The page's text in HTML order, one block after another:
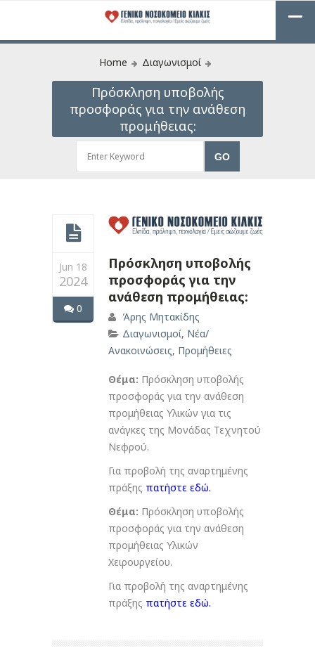
Home Διαγωνισμοί
Πρόσκληση υποβολής
προσφοράς για την ανάθεση
προμήθειας:
Jun 18
2024
0
Πρόσκληση υποβολής
προσφοράς για την
ανάθεση προμήθειας:
Άρης Μητακίδης
Διαγωνισμοί, Νέα/
Ανακοινώσεις, Προμήθειες
Θέμα: Πρόσκληση υποβολής
προσφοράς για την ανάθεση
προμήθειας Υλικών για τις
ανάγκες της Μονάδας Τεχνητού
Νεφρού.
Για προβολή της αναρτημένης
πράξης πατήστε εδώ.
Θέμα: Πρόσκληση υποβολής
προσφοράς για την ανάθεση
προμήθειας Υλικών
Χειρουργείου.
Για προβολή της αναρτημένης
πράξης πατήστε εδώ.